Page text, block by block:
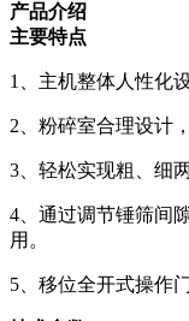
产品介绍
主要特点
1、主机整体人性化
2、粉碎室合理设计
3、轻松实现粗、细
4、通过调节锤筛间
用。
5、移位全开式操作